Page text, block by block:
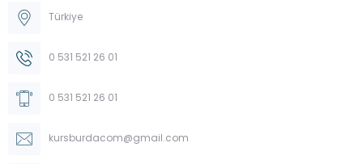
Türkiye
0 531 521 26 01
0 531 521 26 01
kursburdacom@gmail.com